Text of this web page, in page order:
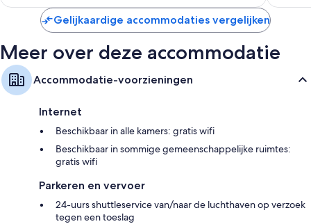
Gelijkaardige accommodaties vergelijken
Meer over deze accommodatie
Accommodatie-voorzieningen
Internet
Beschikbaar in alle kamers: gratis wifi
Beschikbaar in sommige gemeenschappelijke ruimtes:
gratis wifi
Parkeren en vervoer
24-uurs shuttleservice van/naar de luchthaven op verzoek
tegen een toeslag